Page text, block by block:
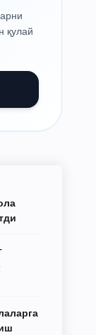
қулай